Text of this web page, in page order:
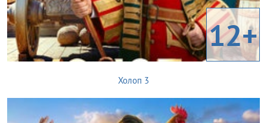
12+
Холоп 3